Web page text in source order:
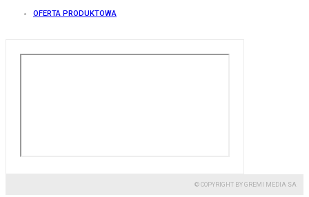
OFERTA PRODUKTOWA
© COPYRIGHT BY GREMI MEDIA SA